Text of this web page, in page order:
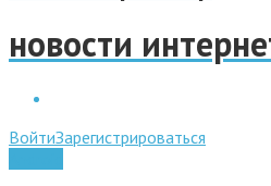
новости
ВойтиЗарегистрироваться